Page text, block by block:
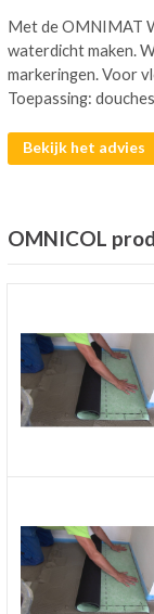
Met de OMNIMAT
waterdicht maken.
markeringen. Voor
Toepassing:
Bekijk het advies
OMNICOL